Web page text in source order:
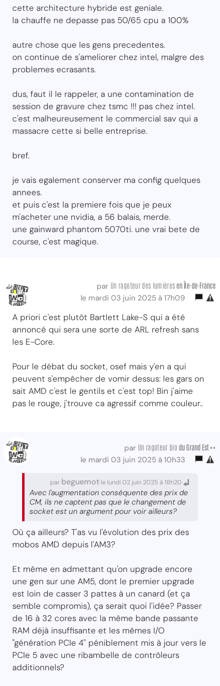
cette architecture hybride est geniale.
la chauffe ne depasse pas 50/65 cpu a 100%
autre chose que les gens precedentes.
on continue de s'ameliorer chez intel, malgre des
problemes ecrasants.
dus, faut il le rappeler, a une contamination de
session de gravure chez tsmc !!! pas chez intel.
c'est malheureusement le commercial sav qui a
massacre cette si belle entreprise.
bref.
je vais egalement conserver ma config quelques
annees.
et puis c'est la premiere fois que je peux
m'acheter une nvidia, a 56 balais, merde.
une gainward phantom 5070ti. une vrai bete de
course, c'est magique.
par Un ragoteur des lumières en Île-de-France
le mardi 03 juin 2025 à 17h09
A priori c'est plutôt Bartlett Lake-S qui a été
annoncé qui sera une sorte de ARL refresh sans
les E-Core.
Pour le débat du socket, osef mais y'en a qui
peuvent s'empêcher de vomir dessus: les gars on
sait AMD c'est le gentils et c'est top! Bin j'aime
pas le rouge, j'trouve ca agressif comme couleur..
par Un ragoteur bio du Grand Est ••
le mardi 03 juin 2025 à 10h33
par beguemot le lundi 02 juin 2025 à 18h20
Avec l'augmentation conséquente des prix de
CM, ils ne captent pas que le changement de
socket est un argument pour voir ailleurs?
Où ça ailleurs? T'as vu l'évolution des prix des
mobos AMD depuis l'AM3?
Et même en admettant qu'on upgrade encore
une gen sur une AM5, dont le premier upgrade
est loin de casser 3 pattes à un canard (et ça
semble compromis), ça serait quoi l'idée? Passer
de 16 à 32 cores avec la même bande passante
RAM déjà insuffisante et les mêmes I/O
"génération PCIe 4" péniblement mis à jour vers le
PCIe 5 avec une ribambelle de contrôleurs
additionnels?